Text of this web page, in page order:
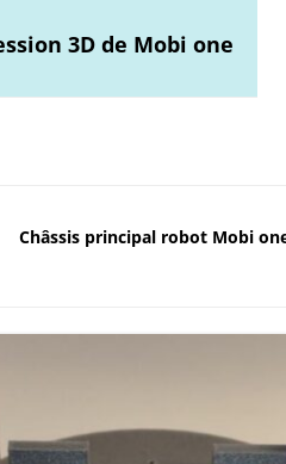
3D de Mobi one
Châssis principal robot Mobi